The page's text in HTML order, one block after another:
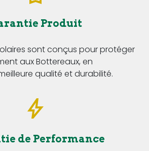
Produit
sont conçus pour protéger
aux Bottereaux, en
qualité et durabilité.
de Performance